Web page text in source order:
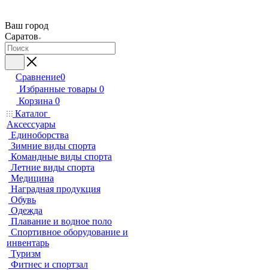
Ваш город
Саратов
Сравнение0
Избранные товары 0
Корзина 0
Каталог
Аксессуары
Единоборства
Зимние виды спорта
Командные виды спорта
Летние виды спорта
Медицина
Наградная продукция
Обувь
Одежда
Плавание и водное поло
Спортивное оборудование и
инвентарь
Туризм
Фитнес и спортзал